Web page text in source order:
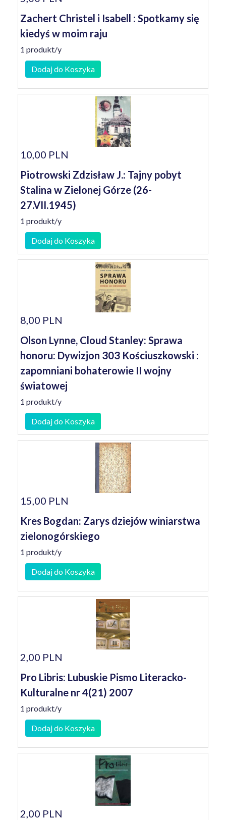
Zachert Christel i Isabell : Spotkamy się
kiedyś w moim raju
1 produkt/y
Dodaj do Koszyka
10,00 PLN
Piotrowski Zdzisław J.: Tajny pobyt
Stalina w Zielonej Górze (26-
27.VII.1945)
1 produkt/y
Dodaj do Koszyka
8,00 PLN
Olson Lynne, Cloud Stanley: Sprawa
honoru: Dywizjon 303 Kościuszkowski :
zapomniani bohaterowie II wojny
światowej
1 produkt/y
Dodaj do Koszyka
15,00 PLN
Kres Bogdan: Zarys dziejów winiarstwa
zielonogórskiego
1 produkt/y
Dodaj do Koszyka
2,00 PLN
Pro Libris: Lubuskie Pismo Literacko-
Kulturalne nr 4(21) 2007
1 produkt/y
Dodaj do Koszyka
2,00 PLN